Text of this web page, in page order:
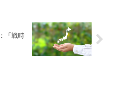
「戦時